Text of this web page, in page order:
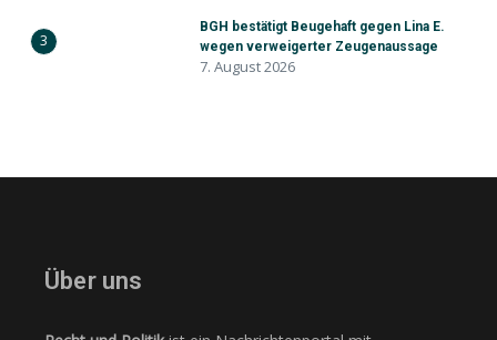
3
BGH bestätigt Beugehaft gegen Lina E.
wegen verweigerter Zeugenaussage
7. August 2026
Über uns